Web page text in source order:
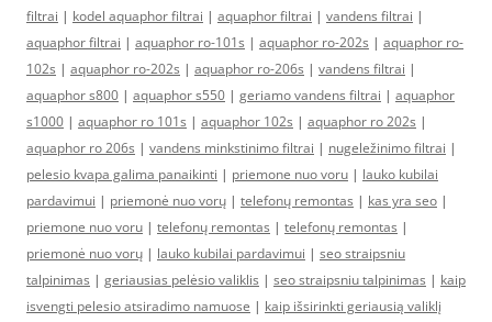
filtrai | kodel aquaphor filtrai | aquaphor filtrai | vandens filtrai |
aquaphor filtrai | aquaphor ro-101s | aquaphor ro-202s | aquaphor ro-
102s | aquaphor ro-202s | aquaphor ro-206s | vandens filtrai |
aquaphor s800 | aquaphor s550 | geriamo vandens filtrai | aquaphor
s1000 | aquaphor ro 101s | aquaphor 102s | aquaphor ro 202s |
aquaphor ro 206s | vandens minkstinimo filtrai | nugeležinimo filtrai |
pelesio kvapa galima panaikinti | priemone nuo voru | lauko kubilai
pardavimui | priemonė nuo vorų | telefonų remontas | kas yra seo |
priemone nuo voru | telefonų remontas | telefonų remontas |
priemonė nuo vorų | lauko kubilai pardavimui | seo straipsniu
talpinimas | geriausias pelėsio valiklis | seo straipsniu talpinimas | kaip
isvengti pelesio atsiradimo namuose | kaip išsirinkti geriausią valiklį